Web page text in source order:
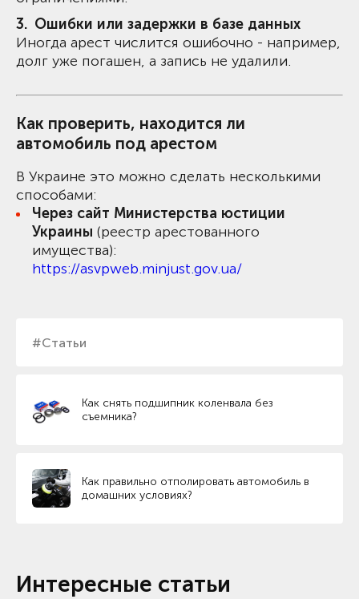
#Статьи
Как снять подшипник коленвала без
съемника?
Как правильно отполировать автомобиль в
домашних условиях?
Ошибки или задержки в базе данных
Иногда арест числится ошибочно - например,
долг уже погашен, а запись не удалили.
Как проверить, находится ли
автомобиль под арестом
В Украине это можно сделать несколькими
способами:
Через сайт Министерства юстиции
Украины (реестр арестованного
имущества):
https://asvpweb.minjust.gov.ua/
Интересные статьи